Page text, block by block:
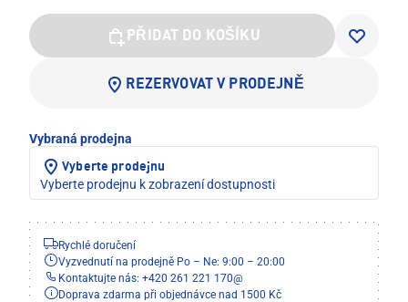
PŘIDAT DO KOŠÍKU
REZERVOVAT V PRODEJNĚ
Vybraná prodejna
Vyberte prodejnu
Vyberte prodejnu k zobrazení dostupnosti
Rychlé doručení
Vyzvednutí na prodejně Po – Ne: 9:00 – 20:00
Kontaktujte nás: +420 261 221 170@
Doprava zdarma při objednávce nad 1500 Kč